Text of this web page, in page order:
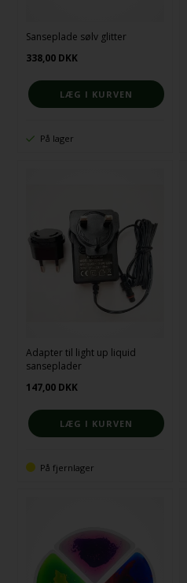
Sanseplade sølv glitter
338,00 DKK
På lager
Adapter til light up liquid
sanseplader
147,00 DKK
På fjernlager